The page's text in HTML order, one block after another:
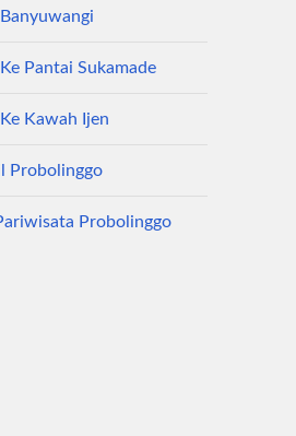
Pantai Sukamade
Kawah Ijen
Probolinggo
Probolinggo